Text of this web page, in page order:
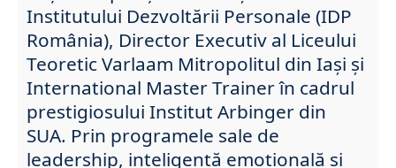
Institutului Dezvoltării Personale (IDP
România), Director Executiv al Liceului
Teoretic Varlaam Mitropolitul din Iași și
International Master Trainer în cadrul
prestigiosului Institut Arbinger din
SUA. Prin programele sale de
leadership, inteligență emoțională și